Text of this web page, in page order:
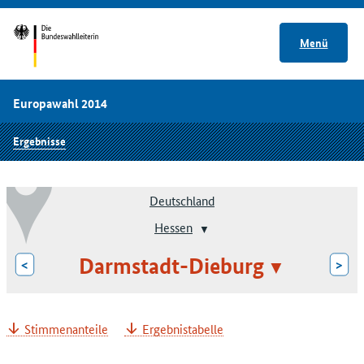
Menü
Europawahl 2014
Ergebnisse
Deutschland
Hessen
< Darmstadt-Dieburg >
Stimmenanteile Ergebnistabelle